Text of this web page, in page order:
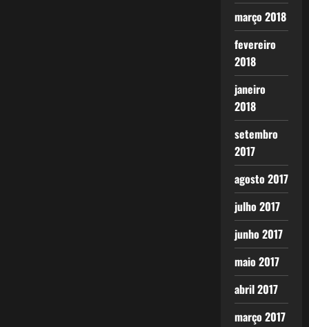
março 2018
fevereiro
2018
janeiro
2018
setembro
2017
agosto 2017
julho 2017
junho 2017
maio 2017
abril 2017
março 2017